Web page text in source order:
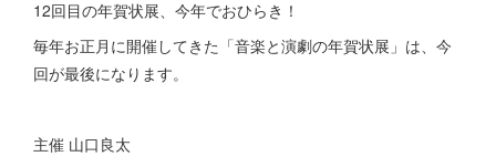
12回目の年賀状展、今年でおひらき！
毎年お正月に開催してきた「音楽と演劇の年賀状展」は、今
回が最後になります。
⁡主催 山口良太